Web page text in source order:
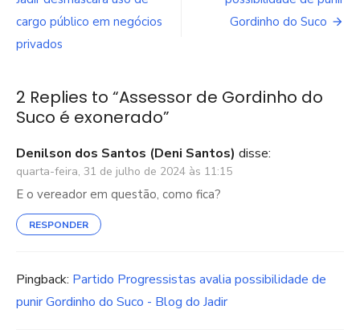
de
Post
cargo público em negócios
privados
Gordinho do Suco
2 Replies to “Assessor de Gordinho do
Suco é exonerado”
Denilson dos Santos (Deni Santos) disse:
quarta-feira, 31 de julho de 2024 às 11:15
E o vereador em questão, como fica?
RESPONDER
Pingback: Partido Progressistas avalia possibilidade de
punir Gordinho do Suco - Blog do Jadir